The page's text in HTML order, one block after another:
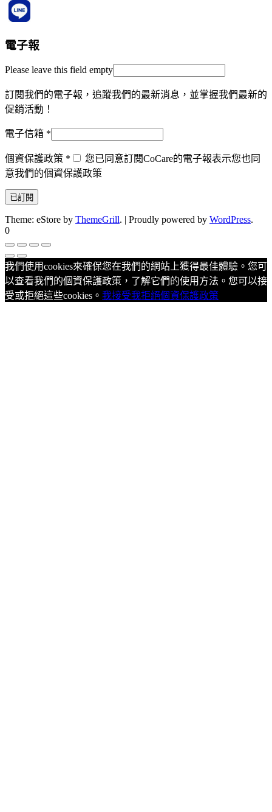
電子報
Please leave this field empty
訂閱我們的電子報，追蹤我們的最新消息，並掌握我們最新的
促銷活動！
電子信箱 *
個資保護政策 *
您已同意訂閱CoCare的電子報表示您也同
意我們的個資保護政策
Theme: eStore by ThemeGrill. | Proudly powered by WordPress.
0
我們使用cookies來確保您在我們的網站上獲得最佳體驗。您可
以查看我們的個資保護政策，了解它們的使用方法。您可以接
受或拒絕這些cookies。 我接受我拒絕個資保護政策